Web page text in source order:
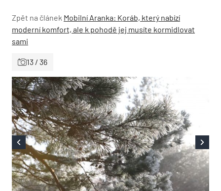
Zpět na článek Mobilní Aranka: Koráb, který nabízí
moderní komfort, ale k pohodě jej musíte kormidlovat
sami
13 / 36